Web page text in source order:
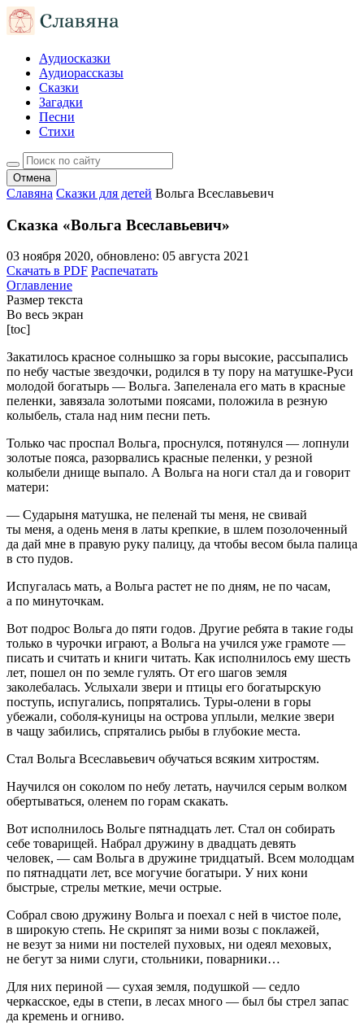
Аудиосказки
Аудиорассказы
Сказки
Загадки
Песни
Стихи
Отмена
Славяна Сказки для детей Вольга Всеславьевич
Сказка «Вольга Всеславьевич»
03 ноября 2020, обновлено: 05 августа 2021
Скачать в PDF Распечатать
Оглавление
Размер текста
Во весь экран
[toc]
Закатилось красное солнышко за горы высокие, рассыпались
по небу частые звездочки, родился в ту пору на матушке-Руси
молодой богатырь — Вольга. Запеленала его мать в красные
пеленки, завязала золотыми поясами, положила в резную
колыбель, стала над ним песни петь.
Только час проспал Вольга, проснулся, потянулся — лопнули
золотые пояса, разорвались красные пеленки, у резной
колыбели днище выпало. А Вольга на ноги стал да и говорит
матери:
— Сударыня матушка, не пеленай ты меня, не свивай
ты меня, а одень меня в латы крепкие, в шлем позолоченный
да дай мне в правую руку палицу, да чтобы весом была палица
в сто пудов.
Испугалась мать, а Вольга растет не по дням, не по часам,
а по минуточкам.
Вот подрос Вольга до пяти годов. Другие ребята в такие годы
только в чурочки играют, а Вольга на учился уже грамоте —
писать и считать и книги читать. Как исполнилось ему шесть
лет, пошел он по земле гулять. От его шагов земля
заколебалась. Услыхали звери и птицы его богатырскую
поступь, испугались, попрятались. Туры-олени в горы
убежали, соболя-куницы на острова уплыли, мелкие звери
в чащу забились, спрятались рыбы в глубокие места.
Стал Вольга Всеславьевич обучаться всяким хитростям.
Научился он соколом по небу летать, научился серым волком
обертываться, оленем по горам скакать.
Вот исполнилось Вольге пятнадцать лет. Стал он собирать
себе товарищей. Набрал дружину в двадцать девять
человек, — сам Вольга в дружине тридцатый. Всем молодцам
по пятнадцати лет, все могучие богатыри. У них кони
быстрые, стрелы меткие, мечи острые.
Собрал свою дружину Вольга и поехал с ней в чистое поле,
в широкую степь. Не скрипят за ними возы с поклажей,
не везут за ними ни постелей пуховых, ни одеял меховых,
не бегут за ними слуги, стольники, поварники…
Для них периной — сухая земля, подушкой — седло
черкасское, еды в степи, в лесах много — был бы стрел запас
да кремень и огниво.